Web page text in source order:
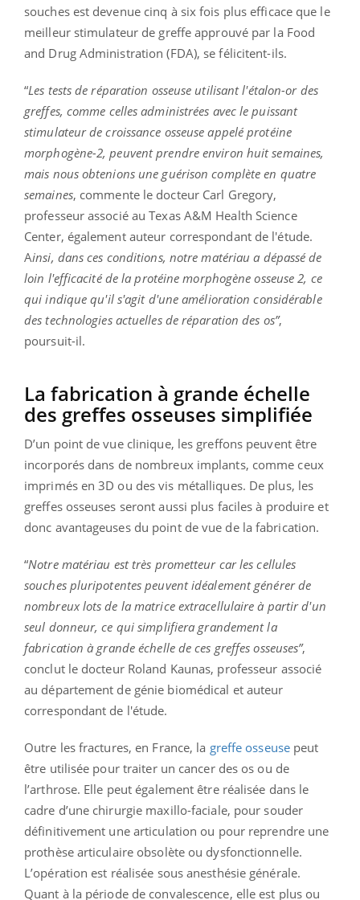
souches est devenue cinq à six fois plus efficace que le
meilleur stimulateur de greffe approuvé par la Food
and Drug Administration (FDA), se félicitent-ils.
“Les tests de réparation osseuse utilisant l'étalon-or des
greffes, comme celles administrées avec le puissant
stimulateur de croissance osseuse appelé protéine
morphogène-2, peuvent prendre environ huit semaines,
mais nous obtenions une guérison complète en quatre
semaines, commente le docteur Carl Gregory,
professeur associé au Texas A&M Health Science
Center, également auteur correspondant de l'étude.
Ainsi, dans ces conditions, notre matériau a dépassé de
loin l'efficacité de la protéine morphogène osseuse 2, ce
qui indique qu'il s'agit d'une amélioration considérable
des technologies actuelles de réparation des os”,
poursuit-il.
La fabrication à grande échelle
des greffes osseuses simplifiée
D’un point de vue clinique, les greffons peuvent être
incorporés dans de nombreux implants, comme ceux
imprimés en 3D ou des vis métalliques. De plus, les
greffes osseuses seront aussi plus faciles à produire et
donc avantageuses du point de vue de la fabrication.
“Notre matériau est très prometteur car les cellules
souches pluripotentes peuvent idéalement générer de
nombreux lots de la matrice extracellulaire à partir d'un
seul donneur, ce qui simplifiera grandement la
fabrication à grande échelle de ces greffes osseuses”,
conclut le docteur Roland Kaunas, professeur associé
au département de génie biomédical et auteur
correspondant de l'étude.
Outre les fractures, en France, la greffe osseusepeut
être utilisée pour traiter un cancer des os ou de
l’arthrose. Elle peut également être réalisée dans le
cadre d’une chirurgie maxillo-faciale, pour souder
définitivement une articulation ou pour reprendre une
prothèse articulaire obsolète ou dysfonctionnelle.
L’opération est réalisée sous anesthésie générale.
Quant à la période de convalescence, elle est plus ou